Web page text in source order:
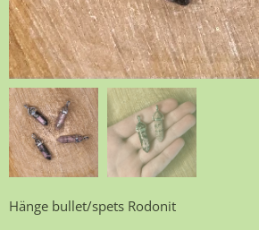
Hänge bullet/spets Rodonit